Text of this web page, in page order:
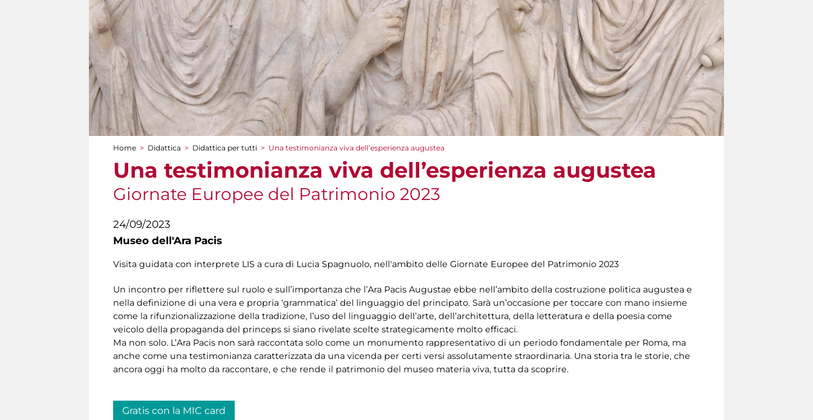
Tu sei qui
Home > Didattica > Didattica per tutti > Una testimonianza viva dell’esperienza augustea
Una testimonianza viva dell’esperienza augustea
Giornate Europee del Patrimonio 2023
24/09/2023
Museo dell'Ara Pacis
Visita guidata con interprete LIS a cura di Lucia Spagnuolo, nell'ambito delle Giornate Europee del Patrimonio 2023
Un incontro per riflettere sul ruolo e sull’importanza che l’Ara Pacis Augustae ebbe nell’ambito della costruzione politica augustea e
nella definizione di una vera e propria ‘grammatica’ del linguaggio del principato. Sarà un’occasione per toccare con mano insieme
come la rifunzionalizzazione della tradizione, l’uso del linguaggio dell’arte, dell’architettura, della letteratura e della poesia come
veicolo della propaganda del princeps si siano rivelate scelte strategicamente molto efficaci.
Ma non solo. L’Ara Pacis non sarà raccontata solo come un monumento rappresentativo di un periodo fondamentale per Roma, ma
anche come una testimonianza caratterizzata da una vicenda per certi versi assolutamente straordinaria. Una storia tra le storie, che
ancora oggi ha molto da raccontare, e che rende il patrimonio del museo materia viva, tutta da scoprire.
Gratis con la MIC card